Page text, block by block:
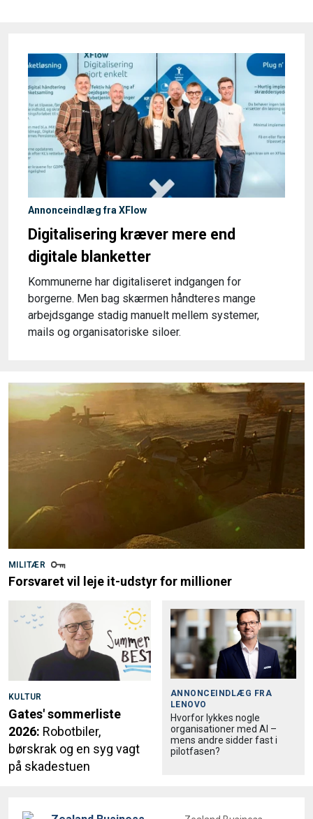
Annonceindlæg fra XFlow
Digitalisering kræver mere end
digitale blanketter
Kommunerne har digitaliseret indgangen for
borgerne. Men bag skærmen håndteres mange
arbejdsgange stadig manuelt mellem systemer,
mails og organisatoriske siloer.
MILITÆR
Forsvaret vil leje it-udstyr for millioner
KULTUR
Gates' sommerliste
2026: Robotbiler,
børskrak og en syg vagt
på skadestuen
ANNONCEINDLÆG FRA
LENOVO
Hvorfor lykkes nogle
organisationer med AI –
mens andre sidder fast i
pilotfasen?